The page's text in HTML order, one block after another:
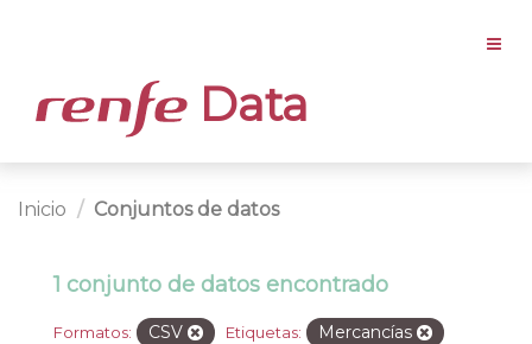
Data
Inicio Conjuntos de datos
1 conjunto de datos encontrado
Formatos: CSV Etiquetas:
Mercancías